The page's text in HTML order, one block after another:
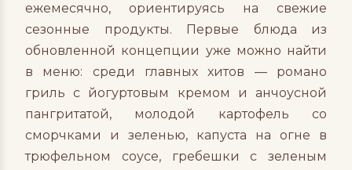
ежемесячно, ориентируясь на свежие
сезонные продукты. Первые блюда из
обновленной концепции уже можно найти
в меню: среди главных хитов — романо
гриль с йогуртовым кремом и анчоусной
пангритатой, молодой картофель со
сморчками и зеленью, капуста на огне в
трюфельном соусе, гребешки с зеленым